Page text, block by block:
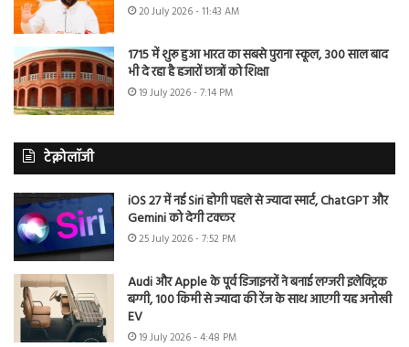
20 July 2026 - 11:43 AM
1715 में शुरू हुआ भारत का सबसे पुराना स्कूल, 300 साल बाद
भी दे रहा है हजारों छात्रों को शिक्षा
19 July 2026 - 7:14 PM
टेक्नोलॉजी
iOS 27 में नई Siri होगी पहले से ज्यादा स्मार्ट, ChatGPT और
Gemini को देगी टक्कर
25 July 2026 - 7:52 PM
Audi और Apple के पूर्व डिजाइनरों ने बनाई लग्जरी इलेक्ट्रिक
बग्गी, 100 किमी से ज्यादा की रेंज के साथ आएगी यह अनोखी
EV
19 July 2026 - 4:48 PM